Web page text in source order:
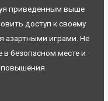
приведенным выше
доступ к своему
азартными играми. Не
в безопасном месте и
повышения